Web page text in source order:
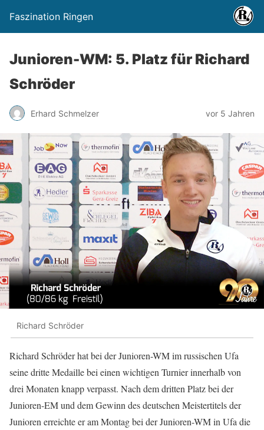
Faszination Ringen
Junioren-WM: 5. Platz für Richard
Schröder
Erhard Schmelzer vor 5 Jahren
Richard Schröder
Richard Schröder hat bei der Junioren-WM im russischen Ufa
seine dritte Medaille bei einen wichtigen Turnier innerhalb von
drei Monaten knapp verpasst. Nach dem dritten Platz bei der
Junioren-EM und dem Gewinn des deutschen Meistertitels der
Junioren erreichte er am Montag bei der Junioren-WM in Ufa die